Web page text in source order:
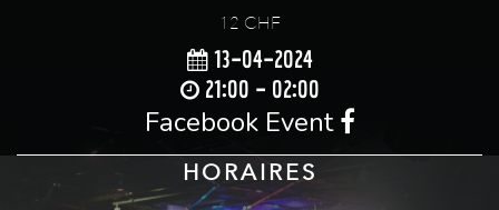
12 CHF
13-04-2024
21:00 - 02:00
Facebook Event
HORAIRES